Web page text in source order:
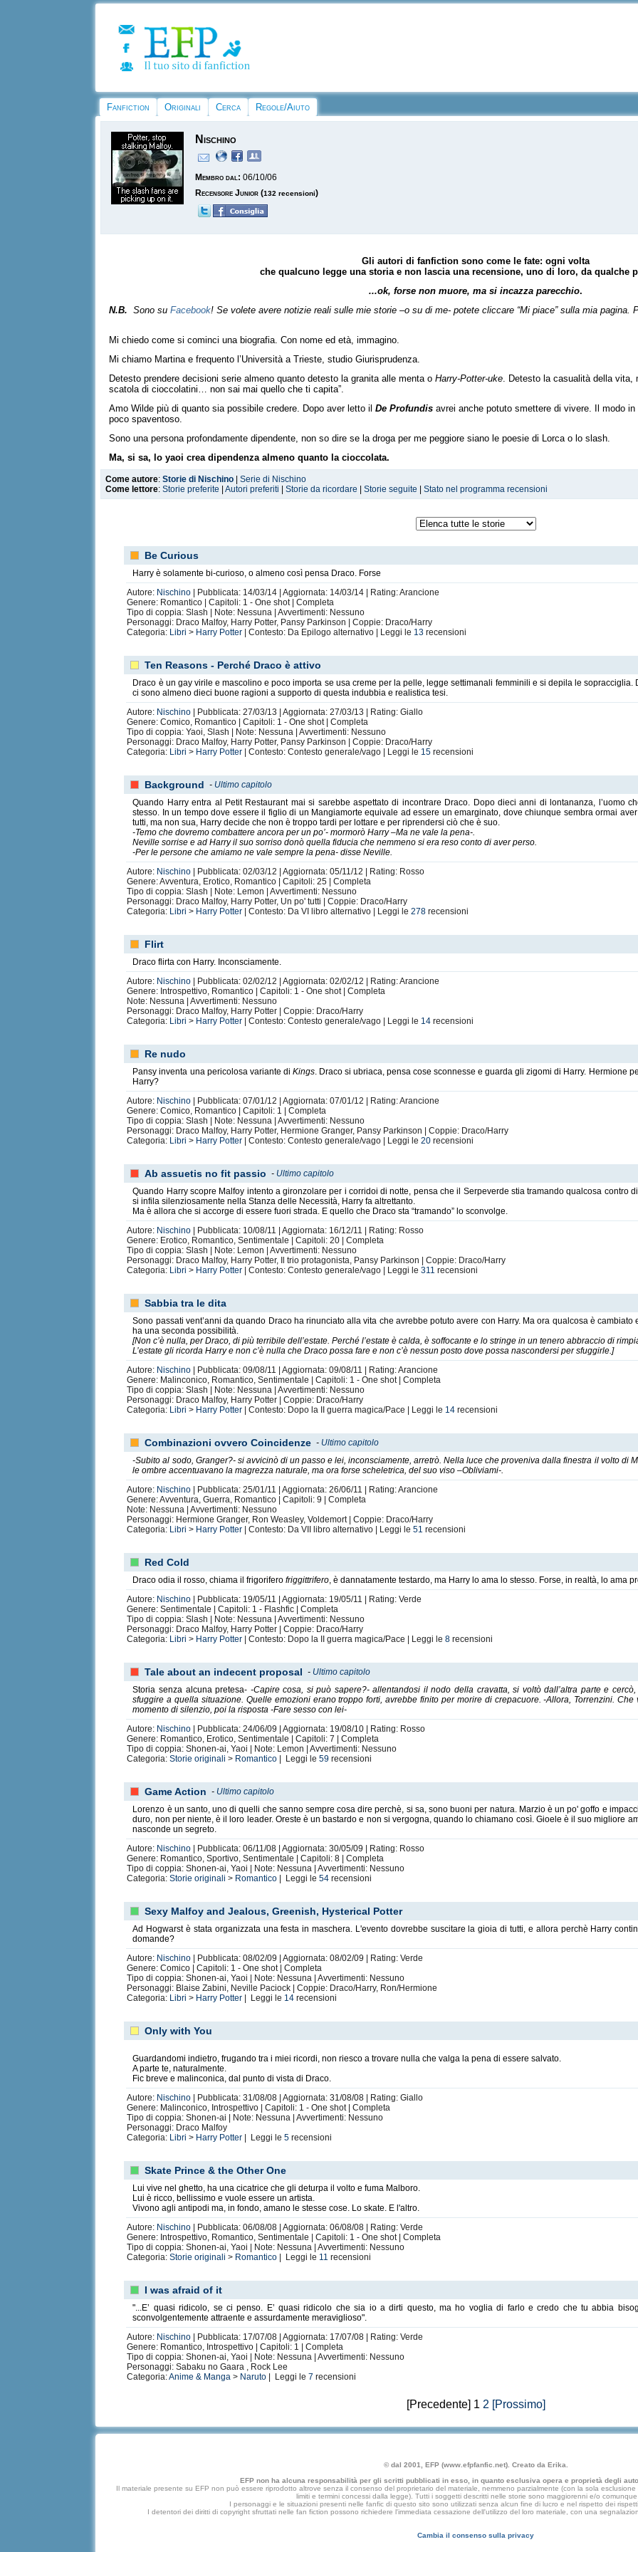
Fanfiction Originali Cerca Regole/Aiuto
Nischino
Membro dal: 06/10/06
Recensore Junior (132 recensioni)
Gli autori di fanfiction sono come le fate: ogni volta
che qualcuno legge una storia e non lascia una recensione, uno di loro, da qualche
...ok, forse non muore, ma si incazza parecchio.
N.B. Sono su Facebook! Se volete avere notizie reali sulle mie storie –o su di me- potete cliccare “Mi piace” sulla mia pagina.
Mi chiedo come si cominci una biografia. Con nome ed età, immagino.
Mi chiamo Martina e frequento l’Università a Trieste, studio Giurisprudenza.
Detesto prendere decisioni serie almeno quanto detesto la granita alle menta o Harry-Potter-uke. Detesto la casualità della vita,
scatola di cioccolatini… non sai mai quello che ti capita”.
Amo Wilde più di quanto sia possibile credere. Dopo aver letto il De Profundis avrei anche potuto smettere di vivere. Il modo
poco spaventoso.
Sono una persona profondamente dipendente, non so dire se la droga per me peggiore siano le poesie di Lorca o lo slash.
Ma, si sa, lo yaoi crea dipendenza almeno quanto la cioccolata.
In dieci anni ho sviluppato una grave forma di pazzia che mi ha portata a
Non sono una persona che ama tanto, ma amo
ci giochi e ci giochi quanto e come mi pare.
Io e Draco siamo biologicamente legati.
Di Harry Potter mi piacciono anche le Sirius/Remus, leBlaise/Neville(il mio uomo ideale è Blaise, il mio Blaise) e le varie
Fred/George, Bill/Charlie, Ginny/il Cupo Mietitore.
Perché sia chiaro, odio l’epilogo di Harry Potter. Mi prudono le mani solo a sentirlo nominare.
Trovo Dave bellissimo, bello al punto che me lo mangerei a colazione coi biscottini.
Nel mio tempo libero mangio ciliegie annaffiando girasoli e chiedendomi quand’è che il Grande Dio delle Slash mi darà
Kurtosky.
Adoro ancheTOS, forse perché Star Trek è stato il primo telefilm che io abbia mai visto, quando ancora non sapevo parlare e
Ovviamente, nemmeno a parlarne, sono una sfegatata fan delleSpock/Kirk
mi è affatto dispiaciuto, ma credo sia tutta colpa di Zachary.
ancora conosciute e leggere del mio uomo che baciava qualcun altro mi aveva provocato uno shock. Come tutti i grandi
Non ho un gran senso dell’umorismo, quindi spesso mi chiedono come mai io stia ridendo o come mai non lo stia facendo.
E’ difficile starmi a sentire, è difficile starmi vicino. Sono saccente ed egocentrica, per qualcuno anche snob.
Fosse per me il mondo sarebbe rosa e gay e paggetti vestiti di fucsia distribuirebbero gratuitamente gelato con la panna in ogni
sensi.
Preferisco i sorrisi alle lacrime ma credo che “senza l’amaro il dolce non è così dolce” quindi accetto anche quelle.
Scrivo per vivere e a volte penso di vivere perché scrivo.
Il ticchettio dei tasti premuti sotto le dita è il suono che preferisco. Mi fa sentire
Oh, sì: mi ritengo un’artista e questa è la fonte della maggior parte dei miei problemi.
Come autore:Storie di Nischino |Serie di Nischino
Come lettore:Storie preferite |Autori preferiti |Storie da ricordare |Storie seguite |Stato nel programma recensioni
Be Curious
Harry è solamente bi-curioso, o almeno così pensa Draco. Forse
Autore: Nischino | Pubblicata: 14/03/14 | Aggiornata: 14/03/14 | Rating: Arancione
Genere: Romantico | Capitoli: 1 - One shot | Completa
Tipo di coppia: Slash | Note: Nessuna | Avvertimenti: Nessuno
Personaggi: Draco Malfoy, Harry Potter, Pansy Parkinson | Coppie: Draco/Harry
Categoria: Libri > Harry Potter | Contesto: Da Epilogo alternativo | Leggi le 13 recensioni
Ten Reasons - Perché Draco è attivo
Draco è un gay virile e mascolino e poco importa se usa creme per la pelle, legge settimanali femminili e si depila le
ci sono almeno dieci buone ragioni a supporto di questa indubbia e realistica tesi.
Autore: Nischino | Pubblicata: 27/03/13 | Aggiornata: 27/03/13 | Rating: Giallo
Genere: Comico, Romantico | Capitoli: 1 - One shot | Completa
Tipo di coppia: Yaoi, Slash | Note: Nessuna | Avvertimenti: Nessuno
Personaggi: Draco Malfoy, Harry Potter, Pansy Parkinson | Coppie: Draco/Harry
Categoria: Libri > Harry Potter | Contesto: Contesto generale/vago | Leggi le 15 recensioni
Background - Ultimo capitolo
Quando Harry entra al Petit Restaurant mai si sarebbe aspettato di incontrare Draco. Dopo dieci anni di lontananza, l’uomo
stesso. In un tempo dove essere il figlio di un Mangiamorte equivale ad essere un emarginato, dove chiunque sembra ormai
tutti, ma non sua, Harry decide che non è troppo tardi per lottare e per riprendersi ciò che è suo.
-Temo che dovremo combattere ancora per un po’- mormorò Harry –Ma ne vale la pena-.
Neville sorrise e ad Harry il suo sorriso donò quella fiducia che nemmeno si era reso conto di aver perso.
-Per le persone che amiamo ne vale sempre la pena- disse Neville.
Autore: Nischino | Pubblicata: 02/03/12 | Aggiornata: 05/11/12 | Rating: Rosso
Genere: Avventura, Erotico, Romantico | Capitoli: 25 | Completa
Tipo di coppia: Slash | Note: Lemon | Avvertimenti: Nessuno
Personaggi: Draco Malfoy, Harry Potter, Un po' tutti | Coppie: Draco/Harry
Categoria: Libri > Harry Potter | Contesto: Da VI libro alternativo | Leggi le278 recensioni
Flirt
Draco flirta con Harry. Inconsciamente.
Autore: Nischino | Pubblicata: 02/02/12 | Aggiornata: 02/02/12 | Rating: Arancione
Genere: Introspettivo, Romantico | Capitoli: 1 - One shot | Completa
Note: Nessuna | Avvertimenti: Nessuno
Personaggi: Draco Malfoy, Harry Potter | Coppie: Draco/Harry
Categoria: Libri > Harry Potter | Contesto: Contesto generale/vago | Leggi le 14 recensioni
Re nudo
Pansy inventa una pericolosa variante di Kings. Draco si ubriaca, pensa cose sconnesse e guarda gli zigomi di Harry. Hermione
Harry?
Autore: Nischino | Pubblicata: 07/01/12 | Aggiornata: 07/01/12 | Rating: Arancione
Genere: Comico, Romantico | Capitoli: 1 | Completa
Tipo di coppia: Slash | Note: Nessuna | Avvertimenti: Nessuno
Personaggi: Draco Malfoy, Harry Potter, Hermione Granger, Pansy Parkinson | Coppie: Draco/Harry
Categoria: Libri > Harry Potter | Contesto: Contesto generale/vago | Leggi le20 recensioni
Ab assuetis no fit passio - Ultimo capitolo
Quando Harry scopre Malfoy intento a gironzolare per i corridoi di notte, pensa che il Serpeverde stia tramando qualcosa contro
si infila silenziosamente nella Stanza delle Necessità, Harry fa altrettanto.
Ma è allora che si accorge di essere fuori strada. E quello che Draco sta “tramando” lo sconvolge.
Autore: Nischino | Pubblicata: 10/08/11 | Aggiornata: 16/12/11 | Rating: Rosso
Genere: Erotico, Romantico, Sentimentale | Capitoli: 20 | Completa
Tipo di coppia: Slash | Note: Lemon | Avvertimenti: Nessuno
Personaggi: Draco Malfoy, Harry Potter, Il trio protagonista, Pansy Parkinson | Coppie: Draco/Harry
Categoria: Libri > Harry Potter | Contesto: Contesto generale/vago | Leggi le311 recensioni
Sabbia tra le dita
Sono passati vent’anni da quando Draco ha rinunciato alla vita che avrebbe potuto avere con Harry. Ma ora qualcosa è
ha una seconda possibilità.
[Non c’è nulla, per Draco, di più terribile dell’estate. Perché l’estate è calda, è soffocante e lo stringe in un tenero abbraccio di
L’estate gli ricorda Harry e non c’è nulla che Draco possa fare e non c’è nessun posto dove possa nascondersi per sfuggirle.]
Autore: Nischino | Pubblicata: 09/08/11 | Aggiornata: 09/08/11 | Rating: Arancione
Genere: Malinconico, Romantico, Sentimentale | Capitoli: 1 - One shot | Completa
Tipo di coppia: Slash | Note: Nessuna | Avvertimenti: Nessuno
Personaggi: Draco Malfoy, Harry Potter | Coppie: Draco/Harry
Categoria: Libri > Harry Potter | Contesto: Dopo la II guerra magica/Pace | Leggi le 14 recensioni
Combinazioni ovvero Coincidenze - Ultimo capitolo
-Subito al sodo, Granger?- si avvicinò di un passo e lei, inconsciamente, arretrò. Nella luce che proveniva dalla finestra il volto di
le ombre accentuavano la magrezza naturale, ma ora forse scheletrica, del suo viso –Obliviami-.
Autore: Nischino | Pubblicata: 25/01/11 | Aggiornata: 26/06/11 | Rating: Arancione
Genere: Avventura, Guerra, Romantico | Capitoli: 9 | Completa
Note: Nessuna | Avvertimenti: Nessuno
Personaggi: Hermione Granger, Ron Weasley, Voldemort | Coppie: Draco/Harry
Categoria: Libri > Harry Potter | Contesto: Da VII libro alternativo | Leggi le51 recensioni
Red Cold
Draco odia il rosso, chiama il frigoriferofriggittrifero, è dannatamente testardo, ma Harry lo ama lo stesso. Forse, in realtà, lo ama
Autore: Nischino | Pubblicata: 19/05/11 | Aggiornata: 19/05/11 | Rating: Verde
Genere: Sentimentale | Capitoli: 1 - Flashfic | Completa
Tipo di coppia: Slash | Note: Nessuna | Avvertimenti: Nessuno
Personaggi: Draco Malfoy, Harry Potter | Coppie: Draco/Harry
Categoria: Libri > Harry Potter | Contesto: Dopo la II guerra magica/Pace | Leggi le8 recensioni
Tale about an indecent proposal - Ultimo capitolo
Storia senza alcuna pretesa- -Capire cosa, si può sapere?- allentandosi il nodo della cravatta, si voltò dall’altra parte e
sfuggire a quella situazione. Quelle emozioni erano troppo forti, avrebbe finito per morire di crepacuore. -Allora, Torrenzini.
momento di silenzio, poi la risposta -Fare sesso con lei-
Autore: Nischino | Pubblicata: 24/06/09 | Aggiornata: 19/08/10 | Rating: Rosso
Genere: Romantico, Erotico, Sentimentale | Capitoli: 7 | Completa
Tipo di coppia: Shonen-ai, Yaoi | Note: Lemon | Avvertimenti: Nessuno
Categoria:Storie originali > Romantico | Leggi le59 recensioni
Game Action - Ultimo capitolo
Lorenzo è un santo, uno di quelli che sanno sempre cosa dire perchè, si sa, sono buoni per natura. Marzio è un po' goffo e
duro, non per niente, è il loro leader. Oreste è un bastardo e non si vergogna, quando lo chiamano così. Gioele è il suo migliore
nasconde un segreto.
Autore: Nischino | Pubblicata: 06/11/08 | Aggiornata: 30/05/09 | Rating: Rosso
Genere: Romantico, Sportivo, Sentimentale | Capitoli: 8 | Completa
Tipo di coppia: Shonen-ai, Yaoi | Note: Nessuna | Avvertimenti: Nessuno
Categoria:Storie originali > Romantico | Leggi le54 recensioni
Sexy Malfoy and Jealous, Greenish, Hysterical Potter
Ad Hogwarst è stata organizzata una festa in maschera. L'evento dovrebbe suscitare la gioia di tutti, e allora perchè Harry
domande?
Autore: Nischino | Pubblicata: 08/02/09 | Aggiornata: 08/02/09 | Rating: Verde
Genere: Comico | Capitoli: 1 - One shot | Completa
Tipo di coppia: Shonen-ai, Yaoi | Note: Nessuna | Avvertimenti: Nessuno
Personaggi: Blaise Zabini, Neville Paciock | Coppie: Draco/Harry, Ron/Hermione
Categoria: Libri > Harry Potter | Leggi le 14 recensioni
Only with You
Guardandomi indietro, frugando tra i miei ricordi, non riesco a trovare nulla che valga la pena di essere salvato.
A parte te, naturalmente.
Fic breve e malinconica, dal punto di vista di Draco.
Autore: Nischino | Pubblicata: 31/08/08 | Aggiornata: 31/08/08 | Rating: Giallo
Genere: Malinconico, Introspettivo | Capitoli: 1 - One shot | Completa
Tipo di coppia: Shonen-ai | Note: Nessuna | Avvertimenti: Nessuno
Personaggi: Draco Malfoy
Categoria: Libri > Harry Potter | Leggi le5 recensioni
Skate Prince & the Other One
Lui vive nel ghetto, ha una cicatrice che gli deturpa il volto e fuma Malboro.
Lui è ricco, bellissimo e vuole essere un artista.
Vivono agli antipodi ma, in fondo, amano le stesse cose. Lo skate. E l'altro.
Autore: Nischino | Pubblicata: 06/08/08 | Aggiornata: 06/08/08 | Rating: Verde
Genere: Introspettivo, Romantico, Sentimentale | Capitoli: 1 - One shot | Completa
Tipo di coppia: Shonen-ai, Yaoi | Note: Nessuna | Avvertimenti: Nessuno
Categoria:Storie originali > Romantico | Leggi le 11 recensioni
I was afraid of it
"...E’ quasi ridicolo, se ci penso. E’ quasi ridicolo che sia io a dirti questo, ma ho voglia di farlo e credo che tu abbia
sconvolgentemente attraente e assurdamente meraviglioso".
Autore: Nischino | Pubblicata: 17/07/08 | Aggiornata: 17/07/08 | Rating: Verde
Genere: Romantico, Introspettivo | Capitoli: 1 | Completa
Tipo di coppia: Shonen-ai, Yaoi | Note: Nessuna | Avvertimenti: Nessuno
Personaggi: Sabaku no Gaara , Rock Lee
Categoria:Anime & Manga > Naruto | Leggi le7 recensioni
[Precedente] 1 2 [Prossimo]
© dal 2001, EFP (www.efpfanfic.net). Creato da Erika.
EFP non ha alcuna responsabilità per gli scritti pubblicati in esso, in quanto esclusiva opera e proprietà degli
Il materiale presente su EFP non può essere riprodotto altrove senza il consenso del proprietario del materiale, nemmeno parzialmente (con la sola
limiti e termini concessi dalla legge). Tutti i soggetti descritti nelle storie sono maggiorenni e/o comunque
I personaggi e le situazioni presenti nelle fanfic di questo sito sono utilizzati senza alcun fine di lucro e nel rispetto dei
I detentori dei diritti di copyright sfruttati nelle fan fiction possono richiedere l'immediata cessazione dell'utilizzo del loro materiale, con una
Cambia il consenso sulla privacy